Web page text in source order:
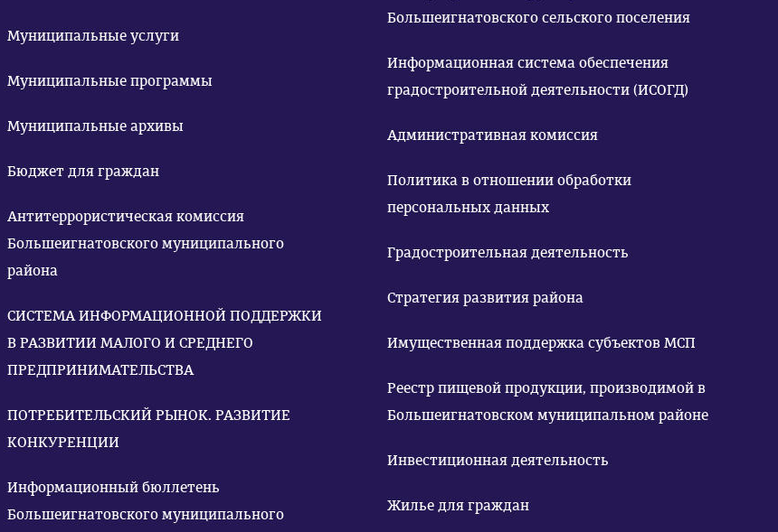
Муниципальные услуги
Муниципальные программы
Муниципальные архивы
Бюджет для граждан
Антитеррористическая комиссия
Большеигнатовского муниципального
района
СИСТЕМА ИНФОРМАЦИОННОЙ ПОДДЕРЖКИ
В РАЗВИТИИ МАЛОГО И СРЕДНЕГО
ПРЕДПРИНИМАТЕЛЬСТВА
ПОТРЕБИТЕЛЬСКИЙ РЫНОК. РАЗВИТИЕ
КОНКУРЕНЦИИ
Информационный бюллетень
Большеигнатовского муниципального
Большеигнатовского сельского поселения
Информационная система обеспечения
градостроительной деятельности (ИСОГД)
Административная комиссия
Политика в отношении обработки
персональных данных
Градостроительная деятельность
Стратегия развития района
Имущественная поддержка субъектов МСП
Реестр пищевой продукции, производимой в
Большеигнатовском муниципальном районе
Инвестиционная деятельность
Жилье для граждан